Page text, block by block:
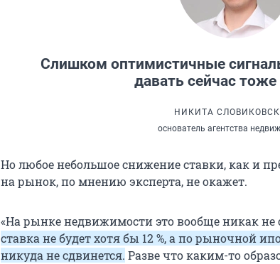
Слишком оптимистичные
давать сейчас тоже
НИКИТА
основатель агентства
Но любое небольшое снижение ставки, как и
на рынок, по мнению эксперта, не окажет.
«На рынке недвижимости это вообще никак не
ставка не будет хотя бы 12 %, а по рыночной
никуда не сдвинется. Разве что каким-то